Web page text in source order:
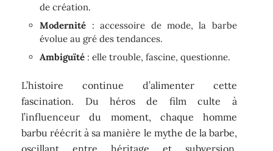
de création.
Modernité : accessoire de mode, la barbe
évolue au gré des tendances.
Ambiguïté : elle trouble, fascine, questionne.
L’histoire continue d’alimenter cette
fascination. Du héros de film culte à
l’influenceur du moment, chaque homme
barbu réécrit à sa manière le mythe de la barbe,